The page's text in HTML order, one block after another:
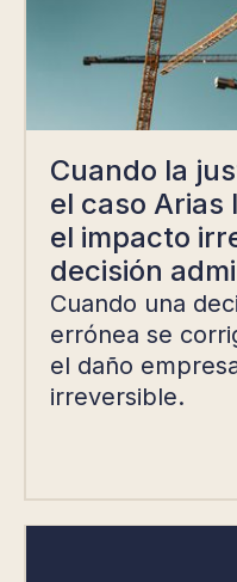
Cuando la
el caso
el impacto
decisión
Cuando una
errónea se
el daño
irreversible.